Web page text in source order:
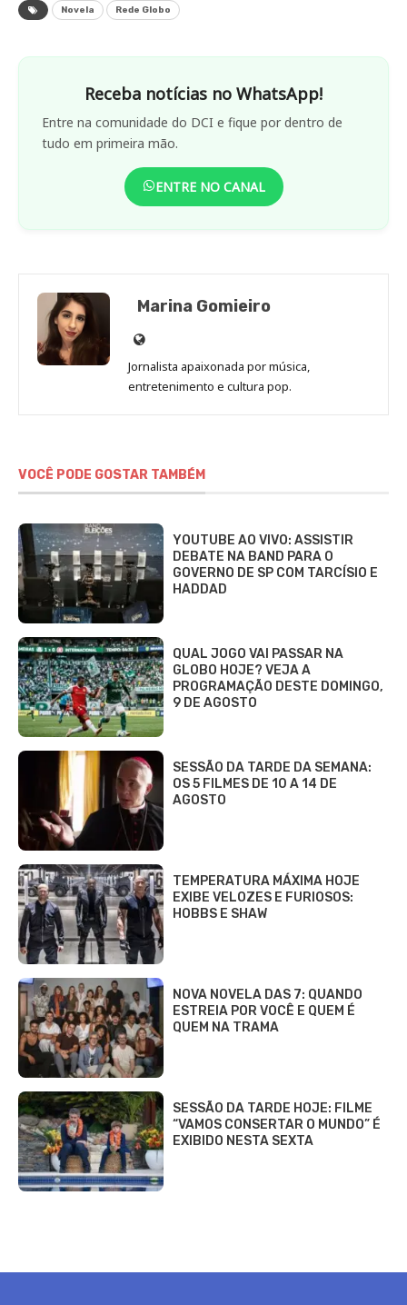
Novela Rede Globo
Receba notícias no WhatsApp!
Entre na comunidade do DCI e fique por dentro de
tudo em primeira mão.
ENTRE NO CANAL
Marina Gomieiro
Site
de
Marina
Jornalista apaixonada por música,
entretenimento e cultura pop.
VOCÊ PODE GOSTAR TAMBÉM
YOUTUBE AO VIVO: ASSISTIR
DEBATE NA BAND PARA O
GOVERNO DE SP COM TARCÍSIO E
HADDAD
QUAL JOGO VAI PASSAR NA
GLOBO HOJE? VEJA A
PROGRAMAÇÃO DESTE DOMINGO,
9 DE AGOSTO
SESSÃO DA TARDE DA SEMANA:
OS 5 FILMES DE 10 A 14 DE
AGOSTO
TEMPERATURA MÁXIMA HOJE
EXIBE VELOZES E FURIOSOS:
HOBBS E SHAW
NOVA NOVELA DAS 7: QUANDO
ESTREIA POR VOCÊ E QUEM É
QUEM NA TRAMA
SESSÃO DA TARDE HOJE: FILME
“VAMOS CONSERTAR O MUNDO” É
EXIBIDO NESTA SEXTA